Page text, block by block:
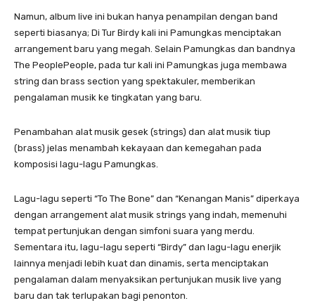
Namun, album live ini bukan hanya penampilan dengan band
seperti biasanya; Di Tur Birdy kali ini Pamungkas menciptakan
arrangement baru yang megah. Selain Pamungkas dan bandnya
The PeoplePeople, pada tur kali ini Pamungkas juga membawa
string dan brass section yang spektakuler, memberikan
pengalaman musik ke tingkatan yang baru.
Penambahan alat musik gesek (strings) dan alat musik tiup
(brass) jelas menambah kekayaan dan kemegahan pada
komposisi lagu-lagu Pamungkas.
Lagu-lagu seperti “To The Bone” dan “Kenangan Manis” diperkaya
dengan arrangement alat musik strings yang indah, memenuhi
tempat pertunjukan dengan simfoni suara yang merdu.
Sementara itu, lagu-lagu seperti “Birdy” dan lagu-lagu enerjik
lainnya menjadi lebih kuat dan dinamis, serta menciptakan
pengalaman dalam menyaksikan pertunjukan musik live yang
baru dan tak terlupakan bagi penonton.